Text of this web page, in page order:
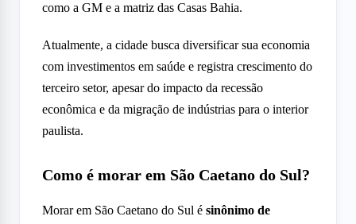
como a GM e a matriz das Casas Bahia.
Atualmente, a cidade busca diversificar sua economia
com investimentos em saúde e registra crescimento do
terceiro setor, apesar do impacto da recessão
econômica e da migração de indústrias para o interior
paulista.
Como é morar em São Caetano do Sul?
Morar em São Caetano do Sul é sinônimo de